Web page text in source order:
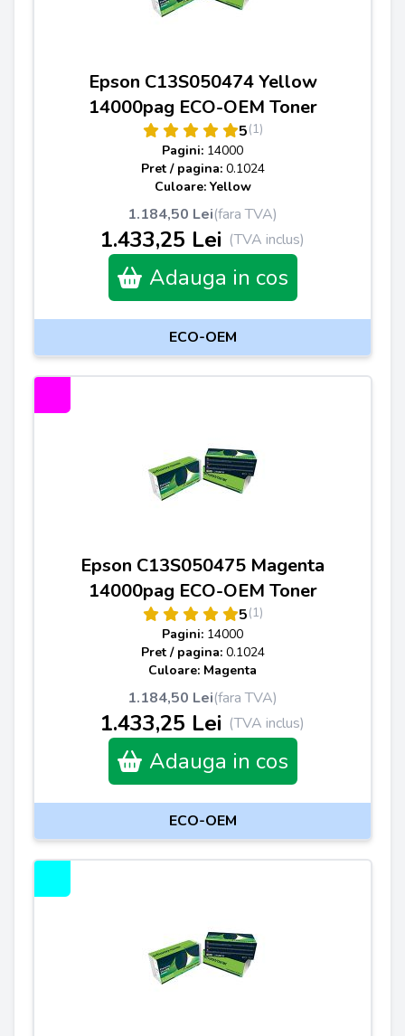
Epson C13S050474 Yellow
14000pag ECO-OEM Toner
5(1)
Pagini: 14000
Pret / pagina: 0.1024
Culoare: Yellow
1.184,50 Lei(fara TVA)
1.433,25 Lei (TVA inclus)
Adauga in cos
ECO-OEM
Epson C13S050475 Magenta
14000pag ECO-OEM Toner
5(1)
Pagini: 14000
Pret / pagina: 0.1024
Culoare: Magenta
1.184,50 Lei(fara TVA)
1.433,25 Lei (TVA inclus)
Adauga in cos
ECO-OEM